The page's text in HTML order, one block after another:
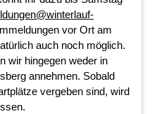
vor Ort am
auch noch möglich.
wir hingegen weder in
annehmen. Sobald
vergeben sind, wird